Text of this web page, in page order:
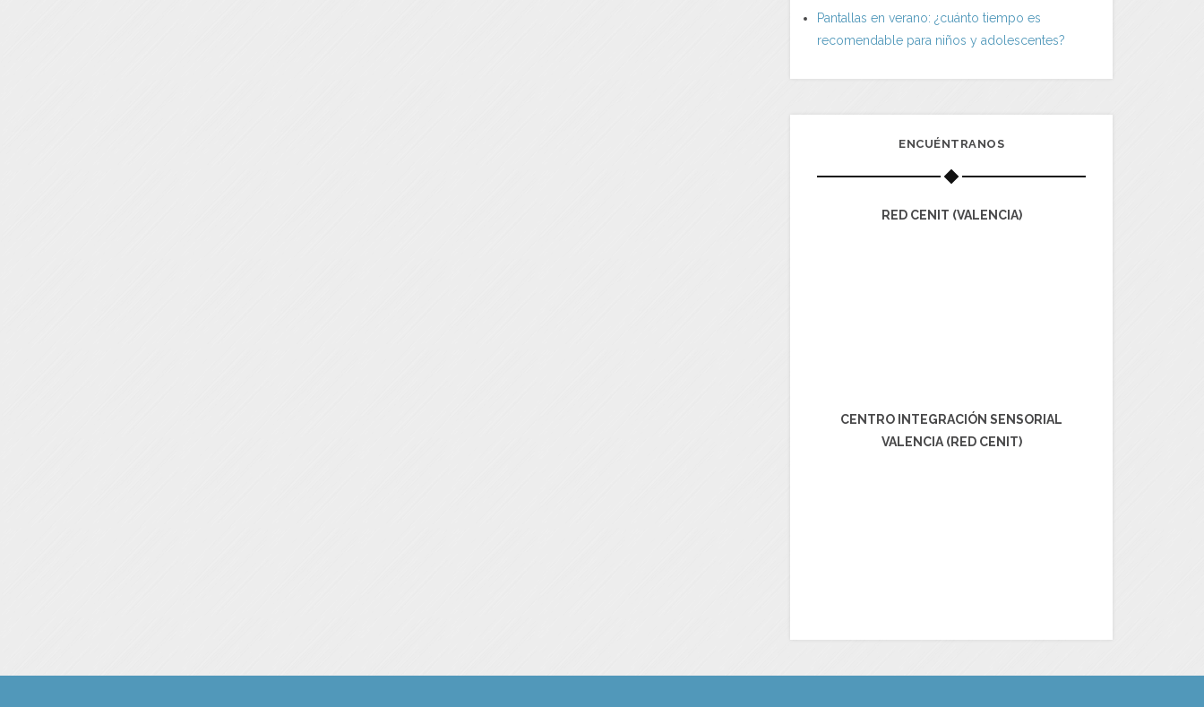
Pantallas en verano: ¿cuánto tiempo es
recomendable para niños y adolescentes?
ENCUÉNTRANOS
RED CENIT (VALENCIA)
CENTRO INTEGRACIÓN SENSORIAL
VALENCIA (RED CENIT)